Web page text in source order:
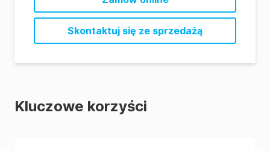
Skontaktuj się ze sprzedażą
Kluczowe korzyści